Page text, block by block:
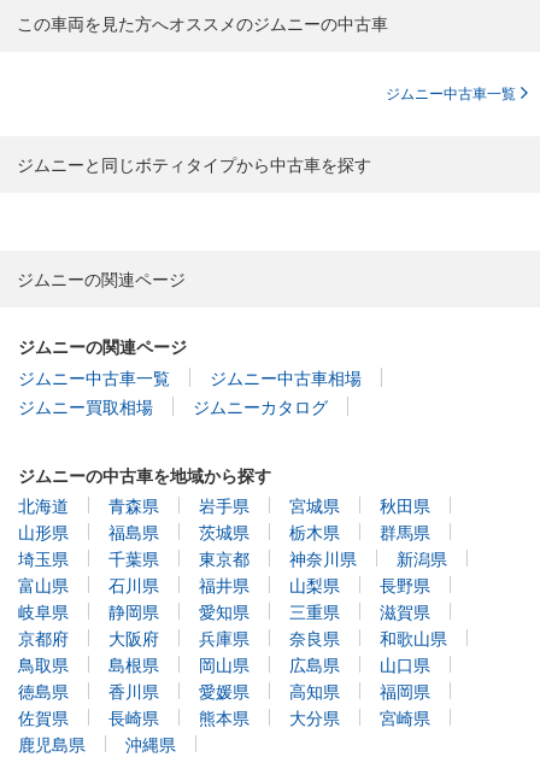
この車両を見た方へオススメのジムニーの中古車
ジムニー中古車一覧
ジムニーと同じボティタイプから中古車を探す
ジムニーの関連ページ
ジムニーの関連ページ
ジムニー中古車一覧
ジムニー中古車相場
ジムニー買取相場
ジムニーカタログ
ジムニーの中古車を地域から探す
北海道
青森県 岩手県 宮城県
秋田県
山形県
福島県 茨城県 栃木県
群馬県
埼玉県
千葉県 東京都 神奈川県
新潟県
富山県
石川県 福井県 山梨県
長野県
岐阜県
静岡県 愛知県 三重県
滋賀県
京都府
大阪府 兵庫県 奈良県
和歌山県
鳥取県
島根県 岡山県 広島県
山口県
徳島県
香川県 愛媛県 高知県
福岡県
佐賀県
長崎県 熊本県 大分県
宮崎県
鹿児島県
沖縄県